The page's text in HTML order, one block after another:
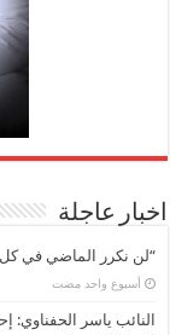
اخبار عاجلة
“لن نكرر الماضي في كل
‏أسبوع واحد مضت
النائب ياسر